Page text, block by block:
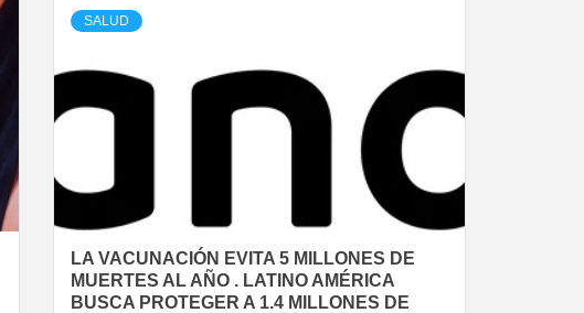
SALUD
LA VACUNACIÓN EVITA 5 MILLONES DE
MUERTES AL AÑO . LATINO AMÉRICA
BUSCA PROTEGER A 1.4 MILLONES DE